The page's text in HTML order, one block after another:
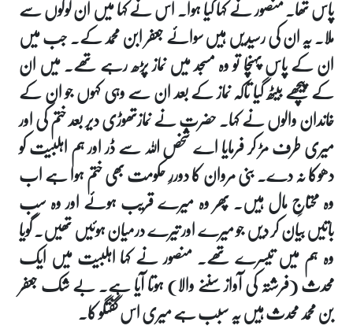
پاس تھا۔ منصور نے کہا کیا ہوا۔ اس نے کہا میں ان لوگوں سے
ملا۔ یہ ان کی رسیدیں ہیں سوائے جعفر ابن محمد کے۔ جب میں
ان کے پاس پہنچا تو وہ مسجد میں نماز پڑھ رہے تھے۔ میں ان
کے پیچھے بیٹھ گیا تاکہ نماز کے بعد ان سے وہی کہوں جو ان کے
خاندان والوں نے کہا۔ حضرت نے نمازتھوڑی دیر بعد ختم کی اور
میری طرف مڑ کر فرمایا اے شخص اللہ سے ڈر اور ہم اہلبیت کو
دھوکا نہ دے۔ بنی مروان کا دوررِ حکومت بھی ختم ہوا ہے اب
وہ محتاجِ مال ہیں۔ پھر وہ میرے قریب ہوئے اور وہ سب
باتیں بیان کر دیں جو میرے اور تیرے درمیان ہوئیں تھیں۔ گویا
وہ ہم میں تیسرے تھے۔ منصور نے کہا اہلبیت میں ایک
محدث (فرشتہ کی آواز سننے والا) ہوتا آیا ہے۔ بے شک جعفر
بن محمد محدث ہیں یہ سبب ہے میری اس گفتگو کا۔